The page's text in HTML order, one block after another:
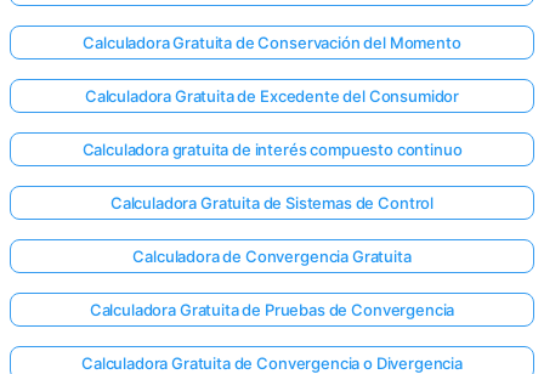
Calculadora Gratuita de Conservación del Momento
Calculadora Gratuita de Excedente del Consumidor
Calculadora gratuita de interés compuesto continuo
Calculadora Gratuita de Sistemas de Control
Calculadora de Convergencia Gratuita
Calculadora Gratuita de Pruebas de Convergencia
Calculadora Gratuita de Convergencia o Divergencia